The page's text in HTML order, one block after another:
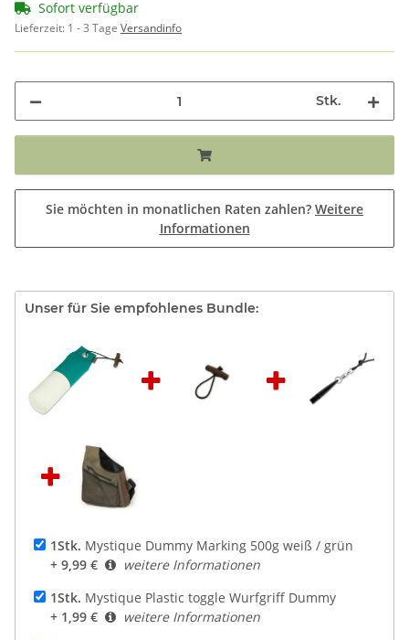
Sofort verfügbar
Lieferzeit: 1 - 3 Tage Versandinfo
Stk.
Sie möchten in monatlichen Raten zahlen? Weitere
Informationen
Unser für Sie empfohlenes Bundle:
1Stk. Mystique Dummy Marking 500g weiß / grün
+ 9,99 €
weitere Informationen
1Stk. Mystique Plastic toggle Wurfgriff Dummy
+ 1,99 €
weitere Informationen